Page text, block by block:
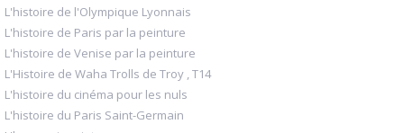
L'histoire de l'Olympique Lyonnais
L'histoire de Paris par la peinture
L'histoire de Venise par la peinture
L'Histoire de Waha Trolls de Troy , T14
L'histoire du cinéma pour les nuls
L'histoire du Paris Saint-Germain